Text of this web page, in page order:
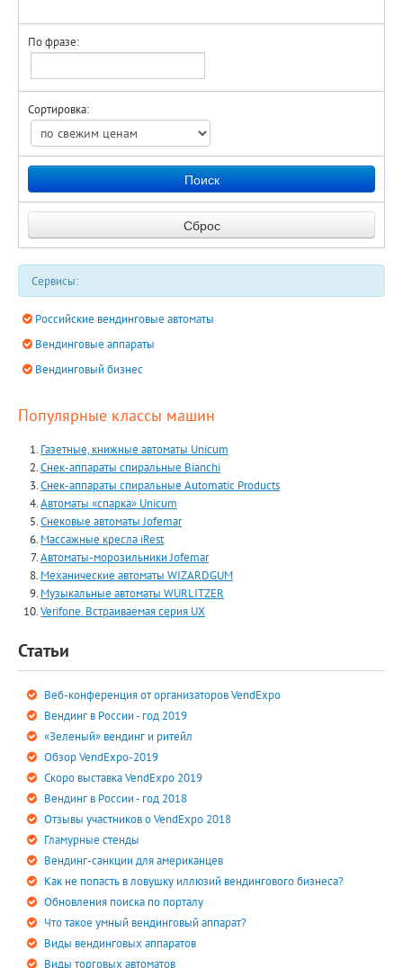
Ingenico
Jofemar
Kikko
Lavazza
MEI
Munzprufer
MVM
NRI
PAX
Paytec
PlayboxTM
ProMeteA
Roberto Sport
Saeco
Sielaff
SMARTVEND
SOPAMATIC
Spengler
Stevens Vending Trucks
SVEND
TCN
Unicum
Vendo
VENSON
Veone
Verifone
VNTec
VTech
Westomatic
WIZARDGUM
Wonderpizza
WURLITZER
Zummo
Zytronic
Тележки для вендинга
Фильтры и картриджи для воды
По фразе:
Сортировка:
Сервисы:
Российские вендинговые автоматы
Вендинговые аппараты
Вендинговый бизнес
Популярные классы машин
Газетные, книжные автоматы Unicum
Снек-аппараты спиральные Bianchi
Снек-аппараты спиральные Automatiс Products
Автоматы «спарка» Unicum
Снековые автоматы Jofemar
Массажные кресла iRest
Автоматы-морозильники Jofemar
Механические автоматы WIZARDGUM
Музыкальные автоматы WURLITZER
Verifone. Встраиваемая серия UX
Статьи
Веб-конференция от организаторов VendExpo
Вендинг в России - год 2019
«Зеленый» вендинг и ритейл
Обзор VendExpo-2019
Скоро выставка VendExpo 2019
Вендинг в России - год 2018
Отзывы участников о VendExpo 2018
Гламурные стенды
Вендинг-санкции для американцев
Как не попасть в ловушку иллюзий вендингового бизнеса?
Обновления поиска по порталу
Что такое умный вендинговый аппарат?
Виды вендинговых аппаратов
Виды торговых автоматов